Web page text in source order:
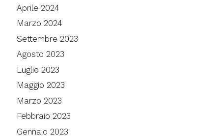
Aprile 2024
Marzo 2024
Settembre 2023
Agosto 2023
Luglio 2023
Maggio 2023
Marzo 2023
Febbraio 2023
Gennaio 2023